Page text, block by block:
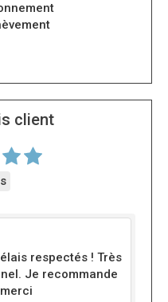
client
respectés ! Très
Je recommande